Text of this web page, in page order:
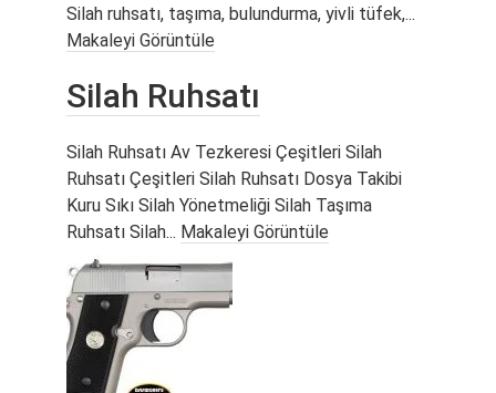
Silah ruhsatı, taşıma, bulundurma, yivli tüfek,...
Makaleyi Görüntüle
Silah Ruhsatı
Silah Ruhsatı Av Tezkeresi Çeşitleri Silah
Ruhsatı Çeşitleri Silah Ruhsatı Dosya Takibi
Kuru Sıkı Silah Yönetmeliği Silah Taşıma
Ruhsatı Silah... Makaleyi Görüntüle